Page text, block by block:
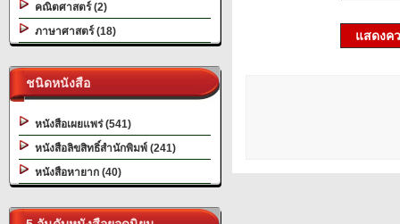
คณิตศาสตร์ (2)
ภาษาศาสตร์ (18)
ชนิดหนังสือ
หนังสือเผยแพร่ (541)
หนังสือลิขสิทธิ์สำนักพิมพ์ (241)
หนังสือหายาก (40)
แสดงค